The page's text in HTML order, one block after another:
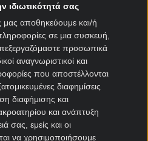
ιδιωτικότητά σας
μας αποθηκεύουμε και/ή
σε μια συσκευή,
προσωπικά
αναγνωριστικοί και
που αποστέλλονται
διαφημίσεις
διαφήμισης και
και ανάπτυξη
σας, εμείς και οι
να χρησιμοποιήσουμε